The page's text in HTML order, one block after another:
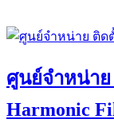
ศูนย์จำหน่า
Harmonic